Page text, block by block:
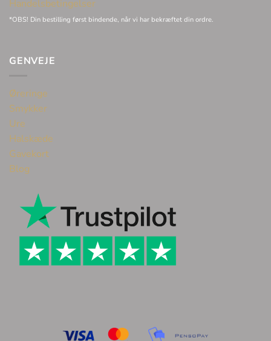
Handelsbetingelser
*OBS! Din bestilling først bindende, når vi har bekræftet din ordre.
GENVEJE
Øreringe
Smykker
Ure
Halskæde
Gavekort
Blog